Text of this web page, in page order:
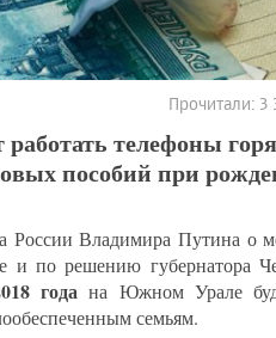
Прочитали:
телефоны
пособий при
России Владимира Путина о
и по решению губернатора
года на Южном Урале
семьям.